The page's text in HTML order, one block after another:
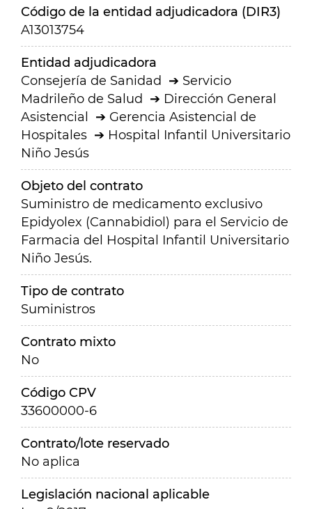
Código de la entidad adjudicadora (DIR3)
A13013754
Entidad adjudicadora
Consejería de Sanidad
Servicio
Madrileño de Salud
Dirección General
Asistencial
Gerencia Asistencial de
Hospitales
Hospital Infantil Universitario
Niño Jesús
Objeto del contrato
Suministro de medicamento exclusivo
Epidyolex (Cannabidiol) para el Servicio de
Farmacia del Hospital Infantil Universitario
Niño Jesús.
Tipo de contrato
Suministros
Contrato mixto
No
Código CPV
33600000-6
Contrato/lote reservado
No aplica
Legislación nacional aplicable